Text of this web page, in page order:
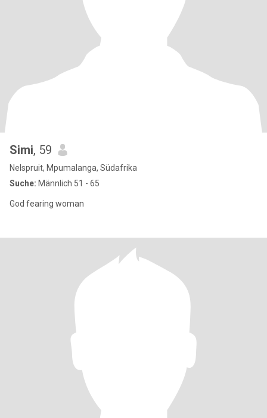
Simi, 59
Nelspruit, Mpumalanga, Südafrika
Suche: Männlich 51 - 65
God fearing woman